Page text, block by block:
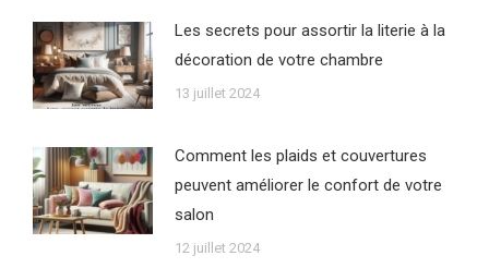
Les secrets pour assortir la literie à la
décoration de votre chambre
13 juillet 2024
Comment les plaids et couvertures
peuvent améliorer le confort de votre
salon
12 juillet 2024